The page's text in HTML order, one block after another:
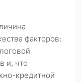
факторов:
и, что
кредитной